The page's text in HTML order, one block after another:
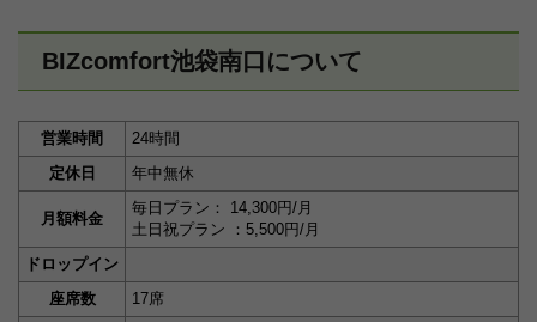
BIZcomfort池袋南口について
営業時間
24時間
定休日
年中無休
月額料金
毎日プラン： 14,300円/月
土日祝プラン ：5,500円/月
ドロップイン
座席数
17席